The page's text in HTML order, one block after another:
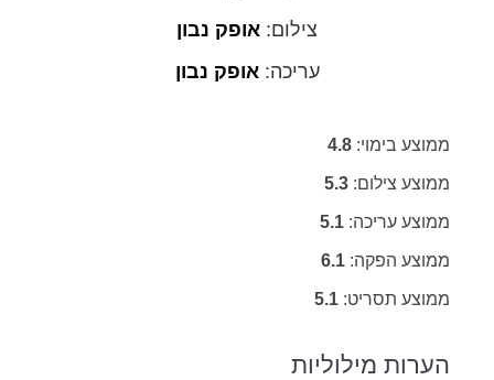
צילום: אופק נבון
עריכה:אופק נבון
ממוצע בימוי: 4.8
ממוצע צילום: 5.3
ממוצע עריכה: 5.1
ממוצע הפקה: 6.1
ממוצע תסריט: 5.1
הערות מילוליות